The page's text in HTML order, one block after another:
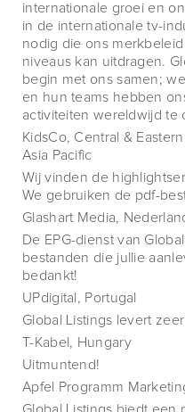
internationale groei en
in de internationale tv-
nodig die ons
niveaus kan uitdragen.
begin met ons samen;
en hun teams hebben
activiteiten wereldwijd te
KidsCo, Central &
Asia Pacific
Wij vinden de
We gebruiken de pdf-
Glashart Media,
De EPG-dienst van
bestanden die jullie
bedankt!
UPdigital, Portugal
Global Listings levert
T-Kabel, Hungary
Uitmuntend!
Apfel Programm